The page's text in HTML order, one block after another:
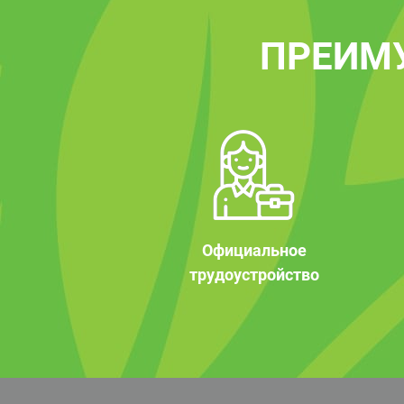
Официальное
трудоустройство